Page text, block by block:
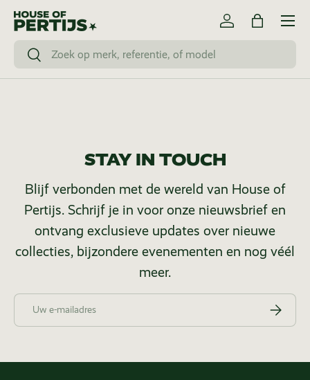
Ga naar inhoud
Zoeken
Zoeken
Inloggen
Tas
Menu
STAY IN TOUCH
Blijf verbonden met de wereld van House of
Pertijs. Schrijf je in voor onze nieuwsbrief en
ontvang exclusieve updates over nieuwe
collecties, bijzondere evenementen en nog véél
meer.
E-mailadres Abonneer